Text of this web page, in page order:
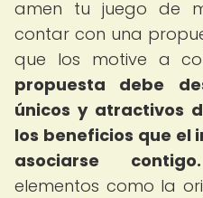
amen tu juego de
contar con una
que los motive a
propuesta debe
únicos y atractivos
los beneficios que el
asociarse contigo.
elementos como la